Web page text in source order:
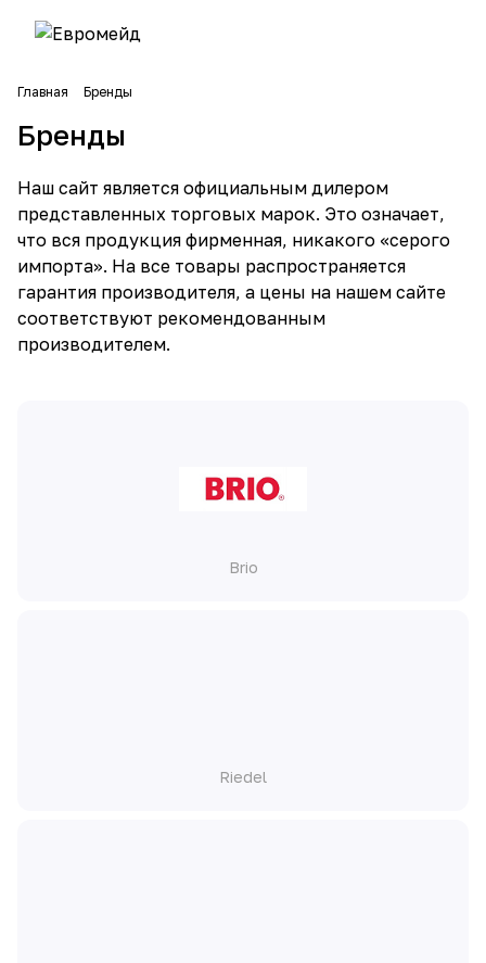
Главная Бренды
Бренды
Наш сайт является официальным дилером
представленных торговых марок. Это означает,
что вся продукция фирменная, никакого «серого
импорта». На все товары распространяется
гарантия производителя, а цены на нашем сайте
соответствуют рекомендованным
производителем.
Brio
Riedel